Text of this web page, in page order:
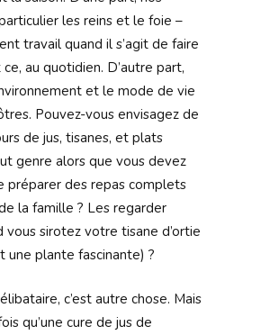
les reins et le foie –
travail quand il s’agit de faire
au quotidien. D’autre part,
et le mode de vie
Pouvez-vous envisagez de
de jus, tisanes, et plats
genre alors que vous devez
préparer des repas complets
la famille ? Les regarder
vous sirotez votre tisane d’ortie
une plante fascinante) ?
c’est autre chose. Mais
qu’une cure de jus de